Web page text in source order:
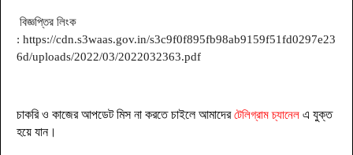
বিজ্ঞপ্তির লিংক
: https://cdn.s3waas.gov.in/s3c9f0f895fb98ab9159f51fd0297e23
6d/uploads/2022/03/2022032363.pdf
চাকরি ও কাজের আপডেট মিস না করতে চাইলে আমাদেরটেলিগ্রাম চ্যানেল এ যুক্ত
হয়ে যান।